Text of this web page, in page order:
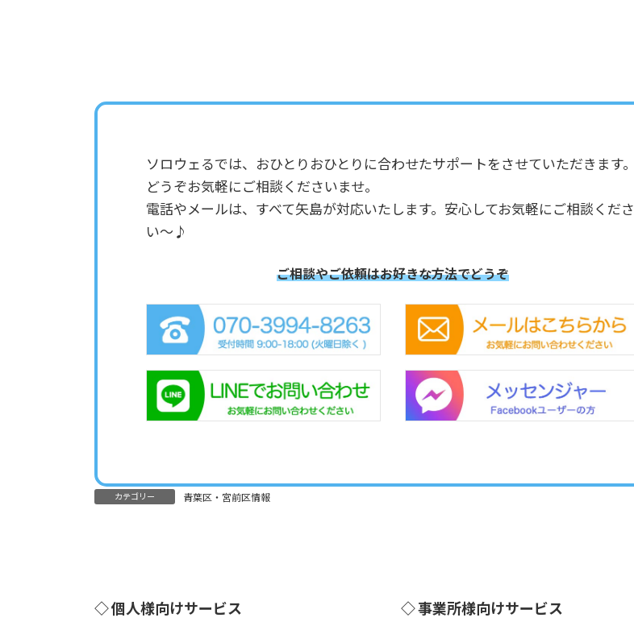
ソロウェるでは、おひとりおひとりに合わせたサポートをさせていただきます。
どうぞお気軽にご相談くださいませ。
電話やメールは、すべて矢島が対応いたします。安心してお気軽にご相談くださ
い～♪
ご相談やご依頼はお好きな方法でどうぞ
カテゴリー 青葉区・宮前区情報
◇ 個人様向けサービス ◇ 事業所様向けサービス